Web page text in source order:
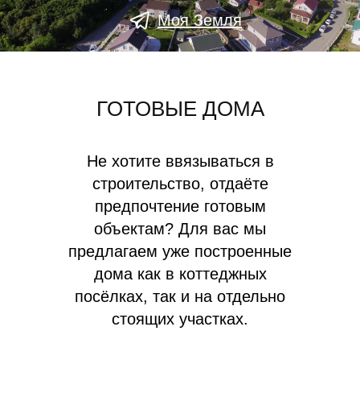
Моя Земля
ГОТОВЫЕ ДОМА
Не хотите ввязываться в
строительство, отдаёте
предпочтение готовым
объектам? Для вас мы
предлагаем уже построенные
дома как в коттеджных
посёлках, так и на отдельно
стоящих участках.